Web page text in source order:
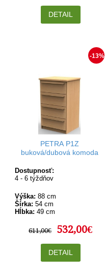
DETAIL
-13%
PETRA P1Z
buková/dubová komoda
Dostupnosť:
4 - 6 týždňov
Výška: 88 cm
Šírka: 54 cm
Hĺbka: 49 cm
611,00€ 532,00€
DETAIL